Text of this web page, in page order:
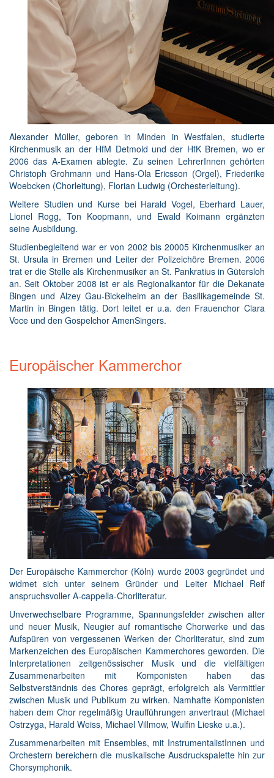
Alexander Müller, geboren in Minden in Westfalen, studierte
Kirchenmusik an der HfM Detmold und der HfK Bremen, wo er
2006 das A-Examen ablegte. Zu seinen LehrerInnen gehörten
Christoph Grohmann und Hans-Ola Ericsson (Orgel), Friederike
Woebcken (Chorleitung), Florian Ludwig (Orchesterleitung).
Weitere Studien und Kurse bei Harald Vogel, Eberhard Lauer,
Lionel Rogg, Ton Koopmann, und Ewald Koimann ergänzten
seine Ausbildung.
Studienbegleitend war er von 2002 bis 20005 Kirchenmusiker an
St. Ursula in Bremen und Leiter der Polizeichöre Bremen. 2006
trat er die Stelle als Kirchenmusiker an St. Pankratius in Gütersloh
an. Seit Oktober 2008 ist er als Regionalkantor für die Dekanate
Bingen und Alzey Gau-Bickelheim an der Basilikagemeinde St.
Martin in Bingen tätig. Dort leitet er u.a. den Frauenchor Clara
Voce und den Gospelchor AmenSingers.
Europäischer Kammerchor
Der Europäische Kammerchor (Köln) wurde 2003 gegründet und
widmet sich unter seinem Gründer und Leiter Michael Reif
anspruchsvoller A-cappella-Chorliteratur.
Unverwechselbare Programme, Spannungsfelder zwischen alter
und neuer Musik, Neugier auf romantische Chorwerke und das
Aufspüren von vergessenen Werken der Chorliteratur, sind zum
Markenzeichen des Europäischen Kammerchores geworden. Die
Interpretationen zeitgenössischer Musik und die vielfältigen
Zusammenarbeiten mit Komponisten haben das
Selbstverständnis des Chores geprägt, erfolgreich als Vermittler
zwischen Musik und Publikum zu wirken. Namhafte Komponisten
haben dem Chor regelmäßig Uraufführungen anvertraut (Michael
Ostrzyga, Harald Weiss, Michael Villmow, Wulfin Lieske u.a.).
Zusammenarbeiten mit Ensembles, mit InstrumentalistInnen und
Orchestern bereichern die musikalische Ausdruckspalette hin zur
Chorsymphonik.